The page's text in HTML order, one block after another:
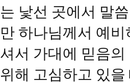
는 낯선 곳에서 말
만 하나님께서 예
셔서 가대에 믿음
위해 고심하고 있